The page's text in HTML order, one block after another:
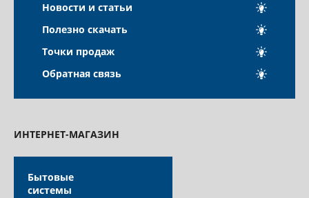
Новости и статьи
Полезно скачать
Точки продаж
Обратная связь
ИНТЕРНЕТ-МАГАЗИН
Бытовые
системы